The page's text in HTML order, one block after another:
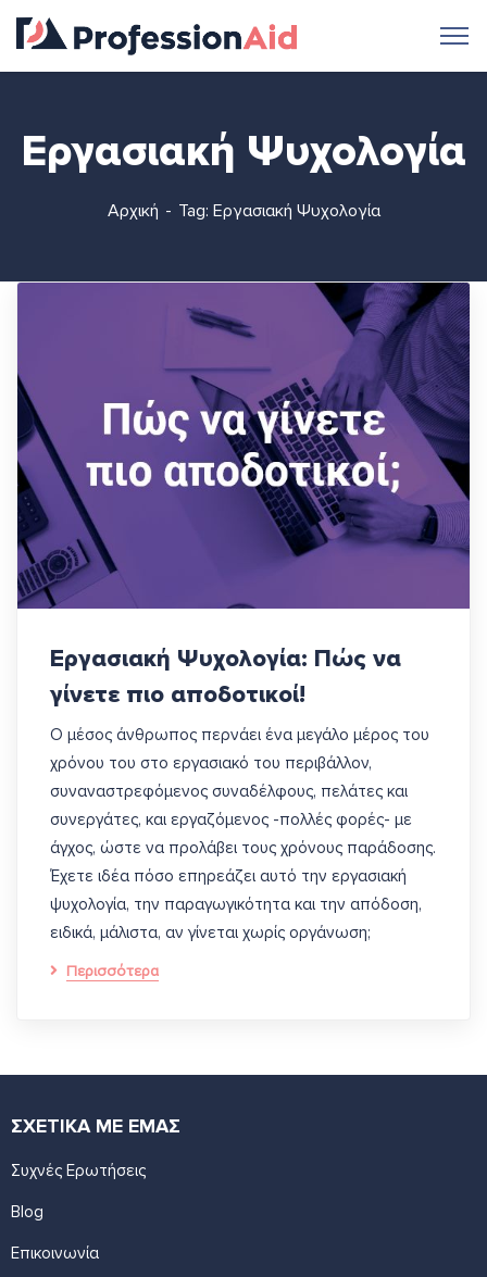
Εργασιακή Ψυχολογία
Αρχική Tag: Εργασιακή Ψυχολογία
Εργασιακή Ψυχολογία: Πώς να
γίνετε πιο αποδοτικοί!
Ο μέσος άνθρωπος περνάει ένα μεγάλο μέρος του
χρόνου του στο εργασιακό του περιβάλλον,
συναναστρεφόμενος συναδέλφους, πελάτες και
συνεργάτες, και εργαζόμενος -πολλές φορές- με
άγχος, ώστε να προλάβει τους χρόνους παράδοσης.
Έχετε ιδέα πόσο επηρεάζει αυτό την εργασιακή
ψυχολογία, την παραγωγικότητα και την απόδοση,
ειδικά, μάλιστα, αν γίνεται χωρίς οργάνωση;
Περισσότερα
ΣΧΕΤΙΚΑ ΜΕ ΕΜΑΣ
Συχνές Ερωτήσεις
Blog
Επικοινωνία